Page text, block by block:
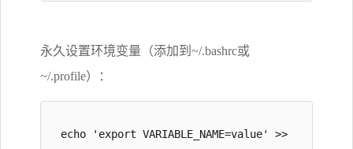
永久设置环境变量（添加到~/.bashrc或
~/.profile）：
echo 'export VARIABLE_NAME=value' >>